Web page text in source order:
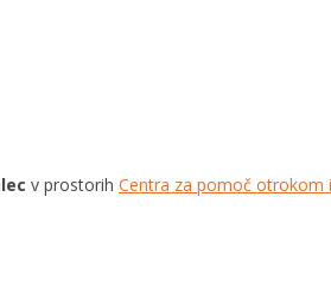
v prostorih Centra za pomoč otrokom